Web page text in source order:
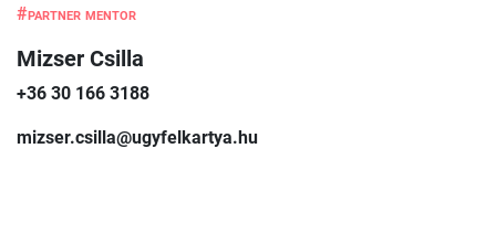
#partner mentor
Mizser Csilla
+36 30 166 3188
mizser.csilla@ugyfelkartya.hu